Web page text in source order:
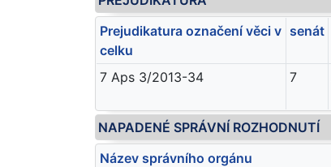
Prejudikatura označení věci v
celku
senát
7 Aps 3/2013-34 7
NAPADENÉ SPRÁVNÍ ROZHODNUTÍ
Název správního orgánu